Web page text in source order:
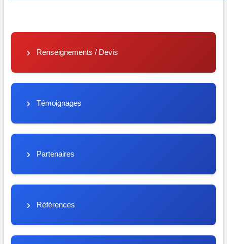
Renseignements / Devis
Témoignages
Partenaires
Références